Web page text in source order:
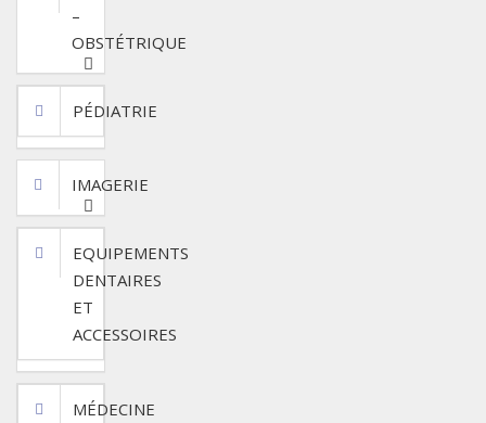
–
OBSTÉTRIQUE
PÉDIATRIE
IMAGERIE
EQUIPEMENTS
DENTAIRES
ET
ACCESSOIRES
MÉDECINE